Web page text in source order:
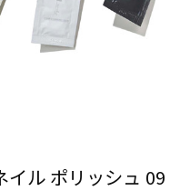
ル ポリッシュ 09